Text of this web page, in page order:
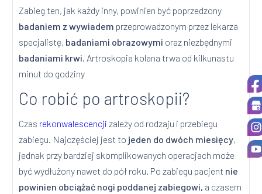
Zabieg ten, jak każdy inny, powinien być poprzedzony
badaniem z wywiadem przeprowadzonym przez lekarza
specjalistę, badaniami obrazowymi oraz niezbędnymi
badaniami krwi . Artroskopia kolana trwa od kilkunastu
minut do godziny
Co robić po artroskopii?
Czas rekonwalescencji zależy od rodzaju i przebiegu
zabiegu. Najczęściej jest to jeden do dwóch miesięcy,
jednak przy bardziej skomplikowanych operacjach może
być wydłużony nawet do pół roku. Po zabiegu pacjent nie
powinien obciążać nogi poddanej zabiegowi, a czasem